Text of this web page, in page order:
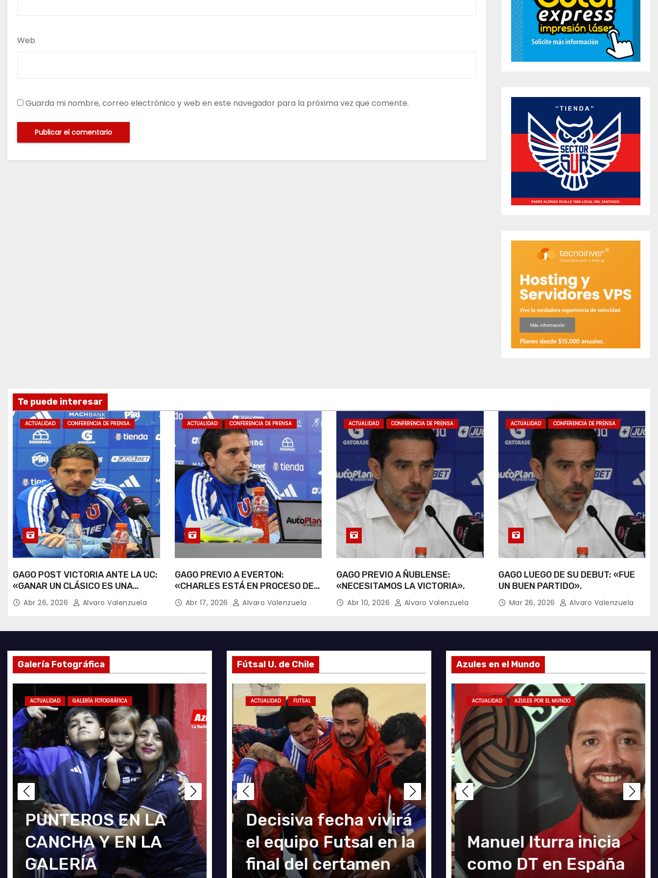
Web
Guarda mi nombre, correo electrónico y web en este navegador para la próxima vez que comente.
Te puede interesar
ACTUALIDAD CONFERENCIA DE PRENSA
GAGO POST VICTORIA ANTE LA UC:
«GANAR UN CLÁSICO ES UNA
ALEGRÍA».
Abr 26, 2026 Alvaro Valenzuela
ACTUALIDAD CONFERENCIA DE PRENSA
GAGO PREVIO A EVERTON:
«CHARLES ESTÁ EN PROCESO DE
RECUPERACIÓN».
Abr 17, 2026 Alvaro Valenzuela
ACTUALIDAD CONFERENCIA DE PRENSA
GAGO PREVIO A ÑUBLENSE:
«NECESITAMOS LA VICTORIA».
Abr 10, 2026 Alvaro Valenzuela
ACTUALIDAD CONFERENCIA DE PRENSA
GAGO LUEGO DE SU DEBUT: «FUE
UN BUEN PARTIDO».
Mar 26, 2026 Alvaro Valenzuela
Galería Fotográfica
ACTUALIDAD GALERÍA FOTOGRÁFICA
PUNTEROS EN LA
CANCHA Y EN LA
GALERÍA
ACTUALIDAD GALERÍA FOTOGRÁFICA
LA U FEMENINA LO
GANA EN LA
PINTANA!
GALERÍA FOTOGRÁFICA
FOTOGRAFÍAS U. DE
CHILE VS ÑUBLENSE
Fútsal U. de Chile
ACTUALIDAD FÚTBOL FEMENINO
¡Haciendo club!
Grato amistoso
entre leonas Futsal y
ACTUALIDAD FUTSAL
Decisiva fecha vivirá
el equipo Futsal en la
final del certamen
ACTUALIDAD FUTSAL
El clásico fue azul en
el Futsal
FUTSAL
Azules en el Mundo
ACTUALIDAD AZULES POR EL MUNDO
Edu Vargas se
ilusiona: «La gente
sabe que quiero
ACTUALIDAD AZULES POR EL MUNDO
Eduardo Vargas fue
escogido el mejor
jugador chileno de la
ACTUALIDAD AZULES POR EL MUNDO
Manuel Iturra inicia
como DT en España